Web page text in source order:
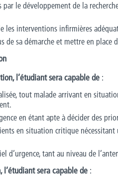
le développement de la
les interventions infirmières
de sa démarche et mettre en place
l’étudiant sera capable de :
tout malade arrivant en
en étant apte à décider des
en situation critique
d’urgence, tant au niveau de
l’étudiant sera capable de :